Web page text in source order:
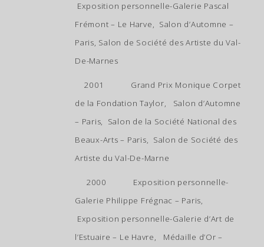
Exposition personnelle-Galerie Pascal
Frémont – Le Harve, Salon d’Automne –
Paris, Salon de Société des Artiste du Val-
De-Marnes
2001 Grand Prix Monique Corpet
de la Fondation Taylor, Salon d’Automne
– Paris, Salon de la Société National des
Beaux-Arts – Paris, Salon de Société des
Artiste du Val-De-Marne
2000 Exposition personnelle-
Galerie Philippe Frégnac – Paris,
Exposition personnelle-Galerie d’Art de
l’Estuaire – Le Havre, Médaille d’Or –